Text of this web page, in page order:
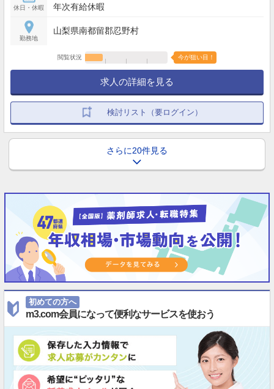
休日・休暇
年次有給休暇
勤務地
山梨県南都留郡忍野村
閲覧状況 今が狙い目！
求人の詳細を見る
検討リスト（要ログイン）
さらに20件見る
初めての方へ
m3.com会員になって便利なサービスを使おう